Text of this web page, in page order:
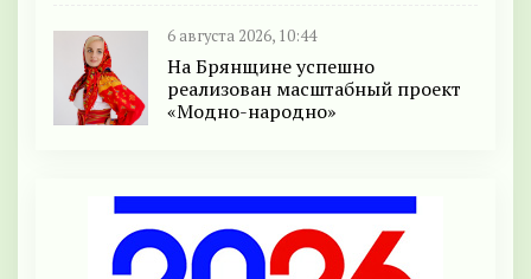
6 августа 2026, 10:44
На Брянщине успешно
реализован масштабный проект
«Модно-народно»